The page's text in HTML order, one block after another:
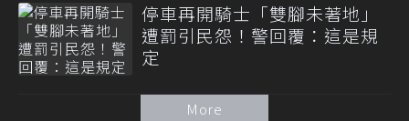
停車再開騎士「雙腳未著地」
遭罰引民怨！警回覆：這是規
定
More